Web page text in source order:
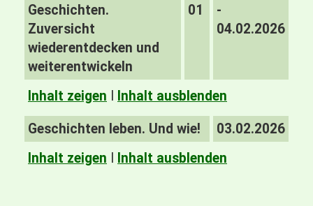
Geschichten.
Zuversicht
wiederentdecken und
weiterentwickeln
01
-
04.02.2026
Inhalt zeigen Inhalt ausblenden
Geschichten leben. Und wie!
03.02.2026
Inhalt zeigen
Inhalt ausblenden